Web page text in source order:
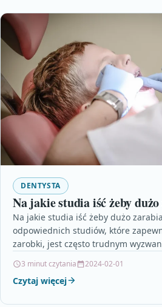
DENTYSTA
Na jakie studia iść żeby
Na jakie studia iść żeby dużo
odpowiednich studiów, które
zarobki, jest często trudnym
3 minut czytania 2024-02-01
Czytaj więcej